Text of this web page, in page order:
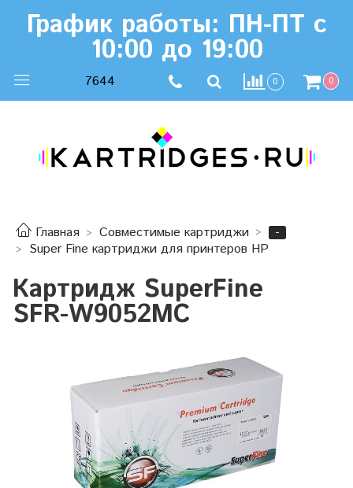
График работы: ПН-ПТ с
10:00 до 19:00
7644 0 0
Главная Совместимые картриджи
-
Super Fine картриджи для принтеров HP
Картридж SuperFine
SFR-W9052MC